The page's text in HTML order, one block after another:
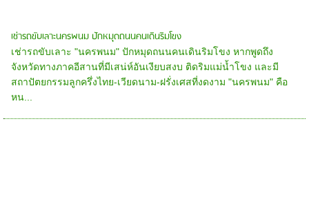
เช่ารถขับเลาะนครพนม ปักหมุดถนนคนเดินริมโขง
เช่ารถขับเลาะ "นครพนม" ปักหมุดถนนคนเดินริมโขง หากพูดถึง
จังหวัดทางภาคอีสานที่มีเสน่ห์อันเงียบสงบ ติดริมแม่น้ำโขง และมี
สถาปัตยกรรมลูกครึ่งไทย-เวียดนาม-ฝรั่งเศสที่งดงาม "นครพนม" คือ
หน...